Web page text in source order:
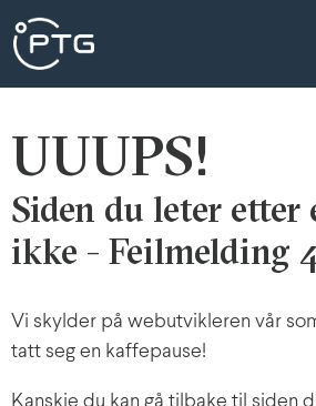
UUUPS!
Siden du leter etter
ikke - Feilmelding
Vi skylder på webutvikleren vår
tatt seg en kaffepause!
Kanskje du kan gå tilbake til siden